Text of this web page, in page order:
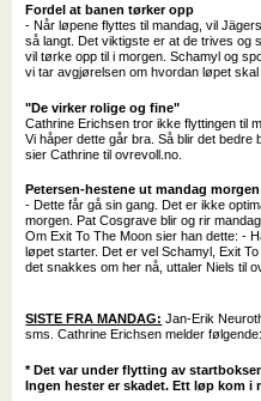
Fordel at banen tørker opp
- Når løpene flyttes til mandag, vil
så langt. Det viktigste er at de trives og
vil tørke opp til i morgen. Schamyl og
vi tar avgjørelsen om hvordan løpet
"De virker rolige og fine"
Cathrine Erichsen tror ikke flyttingen til
Vi håper dette går bra. Så blir det bedre
sier Cathrine til ovrevoll.no.
Petersen-hestene ut mandag morgen
- Dette får gå sin gang. Det er ikke
morgen. Pat Cosgrave blir og rir
Om Exit To The Moon sier han dette: -
løpet starter. Det er vel Schamyl, Exit
det snakkes om her nå, uttaler Niels til
SISTE FRA MANDAG: Jan-Erik
sms. Cathrine Erichsen melder
* Det var under flytting av
Ingen hester er skadet. Ett løp kom i